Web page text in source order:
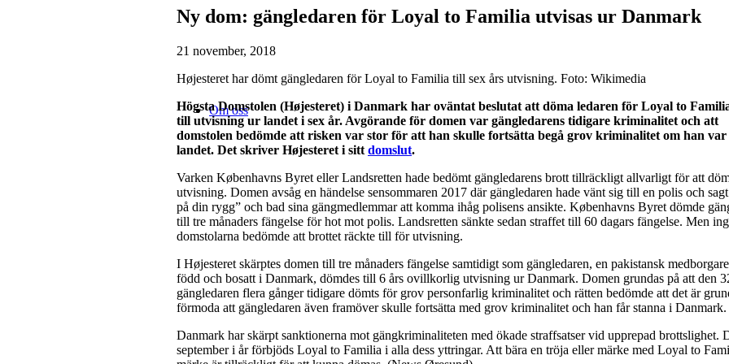
Om oss
Ny dom: gängledaren för Loyal to Familia utvisas ur Danmark
21 november, 2018
Højesteret har dömt gängledaren för Loyal to Familia till sex års utvisning. Foto: Wikimedia
Högsta Domstolen (Højesteret) i Danmark har oväntat beslutat att döma ledaren för Loyal to
till utvisning ur landet i sex år. Avgörande för domen var gängledarens tidigare kriminalitet och att
domstolen bedömde att risken var stor för att han skulle fortsätta begå grov kriminalitet om han
landet. Det skriver Højesteret i sitt domslut.
Varken Københavns Byret eller Landsretten hade bedömt gängledarens brott tillräckligt allvarligt för att
utvisning. Domen avsåg en händelse sensommaren 2017 där gängledaren hade vänt sig till en polis och sagt
på din rygg” och bad sina gängmedlemmar att komma ihåg polisens ansikte. Københavns Byret dömde
till tre månaders fängelse för hot mot polis. Landsretten sänkte sedan straffet till 60 dagars fängelse. Men
domstolarna bedömde att brottet räckte till för utvisning.
I Højesteret skärptes domen till tre månaders fängelse samtidigt som gängledaren, en pakistansk
född och bosatt i Danmark, dömdes till 6 års ovillkorlig utvisning ur Danmark. Domen grundas på att den
gängledaren flera gånger tidigare dömts för grov personfarlig kriminalitet och rätten bedömde att det är
förmoda att gängledaren även framöver skulle fortsätta med grov kriminalitet och han får stanna i Danmark.
Danmark har skärpt sanktionerna mot gängkriminaliteten med ökade straffsatser vid upprepad brottslighet.
september i år förbjöds Loyal to Familia i alla dess yttringar. Att bära en tröja eller märke med Loyal to